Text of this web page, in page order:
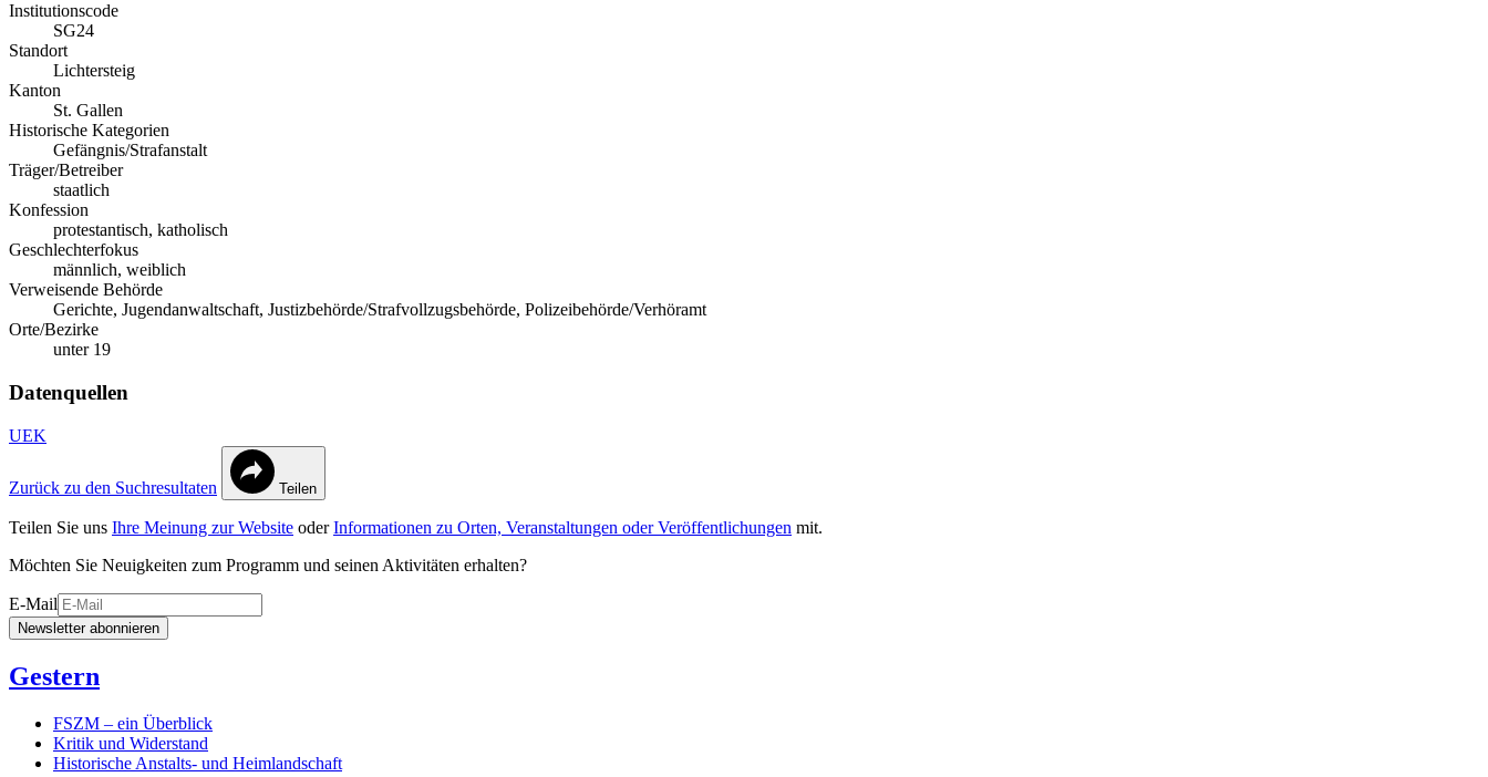
Institutionscode
SG24
Standort
Lichtersteig
Kanton
St. Gallen
Historische Kategorien
Gefängnis/Strafanstalt
Träger/Betreiber
staatlich
Konfession
protestantisch, katholisch
Geschlechterfokus
männlich, weiblich
Verweisende Behörde
Gerichte, Jugendanwaltschaft, Justizbehörde/Strafvollzugsbehörde, Polizeibehörde/Verhöramt
Orte/Bezirke
unter 19
Datenquellen
UEK
Zurück zu den Suchresultaten Teilen
Teilen Sie uns Ihre Meinung zur Website oderInformationen zu Orten, Veranstaltungen oder Veröffentlichungen mit.
Möchten Sie Neuigkeiten zum Programm und seinen Aktivitäten erhalten?
E-Mail
Newsletter abonnieren
Gestern
FSZM – ein Überblick
Kritik und Widerstand
Historische Anstalts- und Heimlandschaft